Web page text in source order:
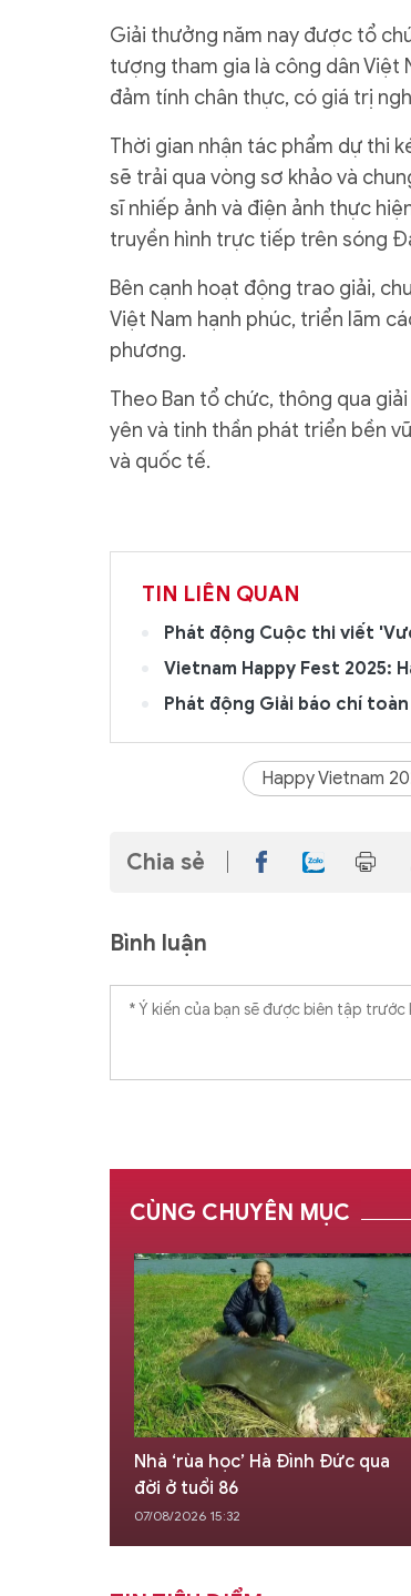
Giải thưởng năm nay được tổ
tượng tham gia là công dân Việt
đảm tính chân thực, có giá trị
Thời gian nhận tác phẩm dự thi
sẽ trải qua vòng sơ khảo và
sĩ nhiếp ảnh và điện ảnh thực
truyền hình trực tiếp trên sóng
Bên cạnh hoạt động trao giải,
Việt Nam hạnh phúc, triển lãm
phương.
Theo Ban tổ chức, thông qua
yên và tinh thần phát triển bền
và quốc tế.
TIN LIÊN QUAN
Phát động Cuộc thi viết
Vietnam Happy Fest 2025:
Phát động Giải báo chí toàn
Happy Vietnam
Chia sẻ
Bình luận
CÙNG CHUYÊN MỤC
Nhà ‘rùa học’ Hà Đình Đức qua
đời ở tuổi 86
07/08/2026 15:32